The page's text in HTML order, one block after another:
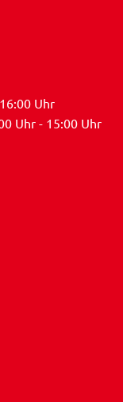
Uhr
Uhr - 15:00 Uhr